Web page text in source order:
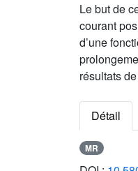
Le but de
courant
d’une
résultats de
Détail
MR